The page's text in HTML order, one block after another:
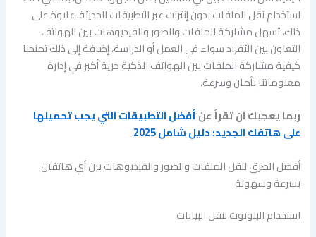
استخدام نقل الملفات بدون إنترنت عبر التطبيقات الحديثة. علاوة على
ذلك، تسهل مشاركة الملفات والصور والفيديوهات بين الهواتف
التعاون بين الأفراد سواء في العمل أو الدراسة، إضافة إلى ذلك تمنحنا
كيفية مشاركة الملفات بين الهواتف الذكية حرية أكبر في إدارة
معلوماتنا بأمان وسرعة.
ربما يعجبك ان تقرأ عنأفضل التطبيقات التي يجب تحميلها
على هاتفك الجديد: دليل شامل 2025
أفضل الطرق لنقل الملفات والصور والفيديوهات بين أي هاتفين
بسرعة وسهولة
استخدام البلوتوث لنقل البيانات